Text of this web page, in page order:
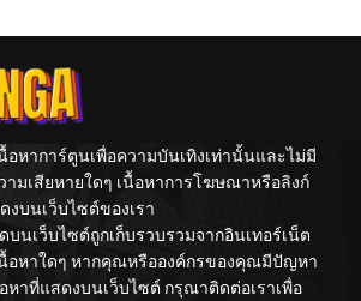
Tag
อหาการ์ตูนเพื่อความบันเทิงเท่านั้นและไม่มี
มเสียหายใดๆ เนื้อหาการโฆษณาหรือลิงก์
บนเว็บไซต์ของเรา
นเว็บไซต์ถูกเก็บรวบรวมจากอินเทอร์เน็ต
อหาใดๆ หากคุณหรือองค์กรของคุณมีปัญหา
หาที่แสดงบนเว็บไซต์ กรุณาติดต่อเราเพื่อ